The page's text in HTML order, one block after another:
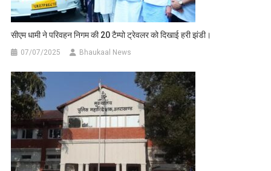
सीएम धामी ने परिवहन निगम की 20 टैम्पो ट्रेवलर को दिखाई हरी झंडी।
07/07/2025 Bhaukaal News